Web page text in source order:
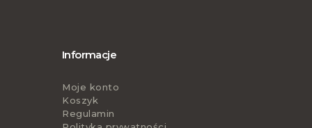
Informacje
Moje konto
Koszyk
Regulamin